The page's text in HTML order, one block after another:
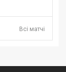
Всі матчі